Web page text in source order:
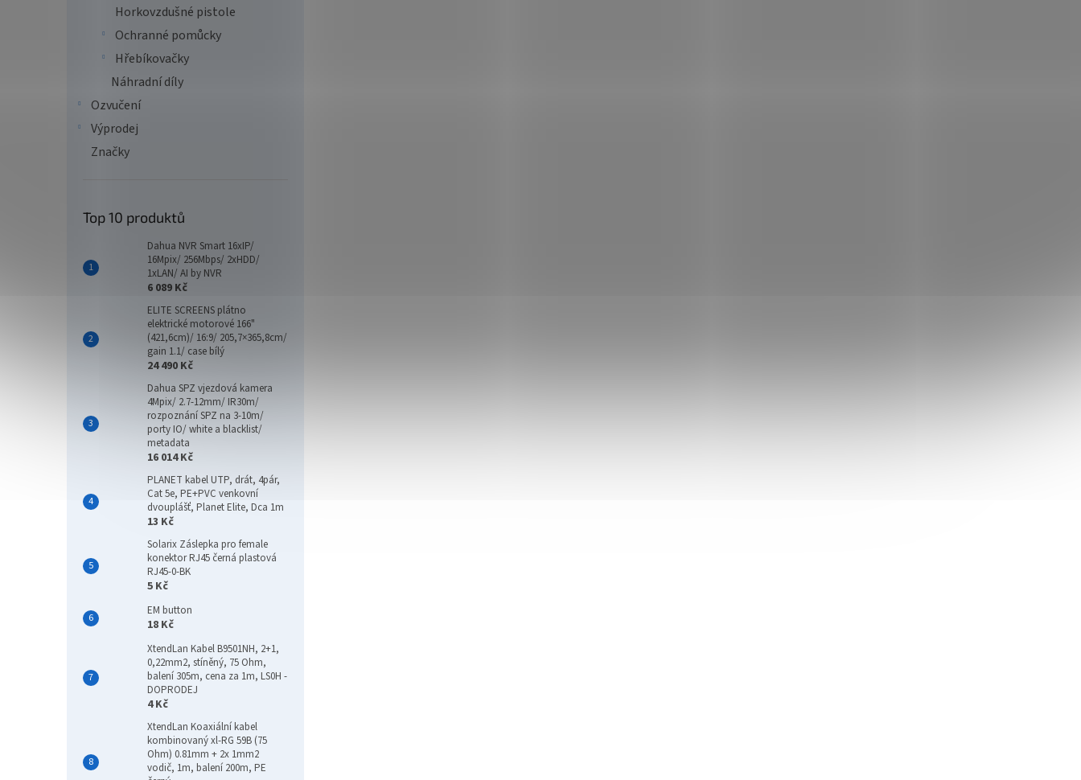
Horkovzdušné pistole
Ochranné pomůcky
Hřebíkovačky
Náhradní díly
Ozvučení
Výprodej
Značky
Top 10 produktů
Dahua NVR Smart 16xIP/
16Mpix/ 256Mbps/ 2xHDD/
1xLAN/ AI by NVR
6 089 Kč
ELITE SCREENS plátno
elektrické motorové 166"
(421,6cm)/ 16:9/ 205,7×365,8cm/
gain 1.1/ case bílý
24 490 Kč
Dahua SPZ vjezdová kamera
4Mpix/ 2.7-12mm/ IR30m/
rozpoznání SPZ na 3-10m/
porty IO/ white a blacklist/
metadata
16 014 Kč
PLANET kabel UTP, drát, 4pár,
Cat 5e, PE+PVC venkovní
dvouplášť, Planet Elite, Dca 1m
13 Kč
Solarix Záslepka pro female
konektor RJ45 černá plastová
RJ45-0-BK
5 Kč
EM button
18 Kč
XtendLan Kabel B9501NH, 2+1,
0,22mm2, stíněný, 75 Ohm,
balení 305m, cena za 1m, LS0H -
DOPRODEJ
4 Kč
XtendLan Koaxiální kabel
kombinovaný xl-RG 59B (75
Ohm) 0.81mm + 2x 1mm2
vodič, 1m, balení 200m, PE